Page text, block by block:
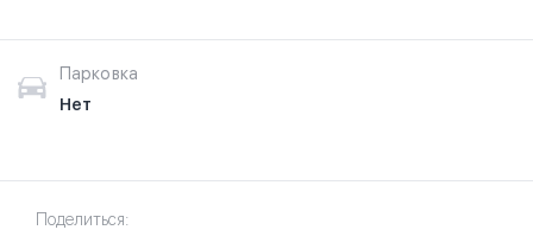
Парковка
Нет
Поделиться: